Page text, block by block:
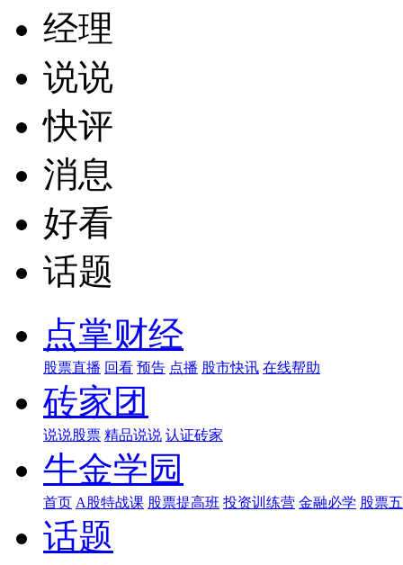
经理
说说
快评
消息
好看
话题
点掌财经
股票直播 回看 预告 点播 股市快讯 在线帮助
砖家团
说说股票 精品说说 认证砖家
牛金学园
首页 A股特战课 股票提高班 投资训练营 金融必学 股票
话题